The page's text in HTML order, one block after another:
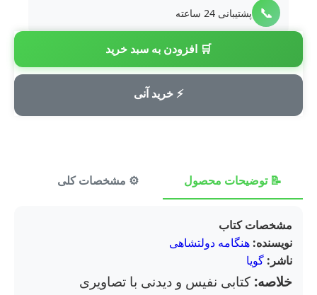
🛒 افزودن به سبد خرید
⚡ خرید آنی
📞 پشتیبانی 24 ساعته
💳 پرداخت امن
📝 توضیحات محصول ⚙️ مشخصات کلی
مشخصات کتاب
نویسنده: هنگامه دولتشاهی
ناشر: گویا
خلاصه: کتابی نفیس و دیدنی با تصاویری